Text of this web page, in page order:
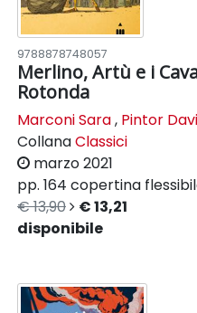
9788878748057
Merlino, Artù e i
Rotonda
Marconi Sara, Pintor
CollanaClassici
marzo 2021
pp. 164 copertina
€ 13,90
€ 13,21
disponibile